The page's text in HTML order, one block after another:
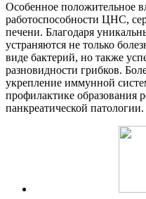
Особенное положительное
работоспособности ЦНС,
печени. Благодаря
устраняются не только
виде бактерий, но также
разновидности грибков.
укрепление иммунной
профилактике образования
панкреатической патологии.